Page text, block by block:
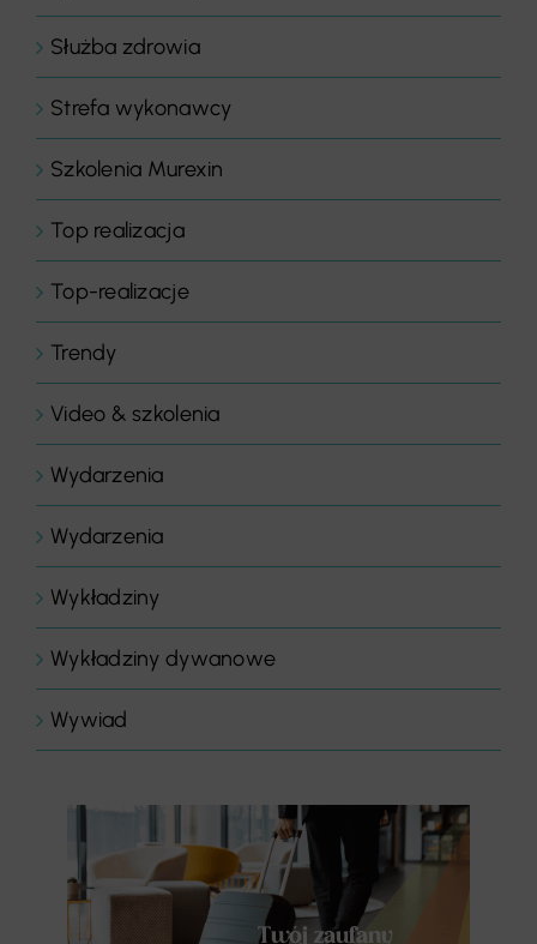
Służba zdrowia
Strefa wykonawcy
Szkolenia Murexin
Top realizacja
Top-realizacje
Trendy
Video & szkolenia
Wydarzenia
Wydarzenia
Wykładziny
Wykładziny dywanowe
Wywiad